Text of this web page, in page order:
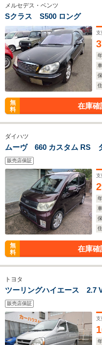
メルセデス・ベンツ
Sクラス S500 ロング
支
無
料
在庫確
ダイハツ
ムーヴ 660 カスタム RS
販売店保証
支
無
料
在庫確
トヨタ
ツーリングハイエース 2.7
販売店保証
支